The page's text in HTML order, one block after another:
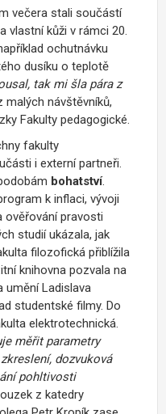
večera stali součástí
vlastní kůži v rámci 20.
ochutnávku
dusíku o teplotě
tak mi šla pára z
malých návštěvníků,
Fakulty pedagogické.
fakulty
i externí partneři.
bohatství.
k inflaci, vývoji
ověřování pravosti
studií ukázala, jak
filozofická přiblížila
knihovna pozvala na
umění Ladislava
studentské filmy. Do
elektrotechnická.
měřit parametry
dozvuková
pohltivosti
z katedry